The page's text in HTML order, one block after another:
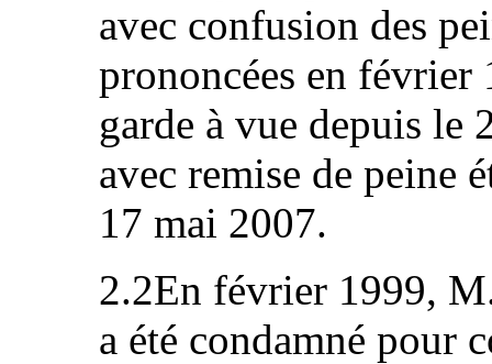
avec confusion des
prononcées en février
garde à vue depuis le
avec remise de peine
17 mai 2007.
2.2En février 1999,
a été condamné pour